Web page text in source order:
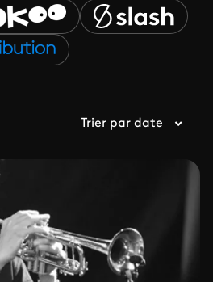
Trier par date